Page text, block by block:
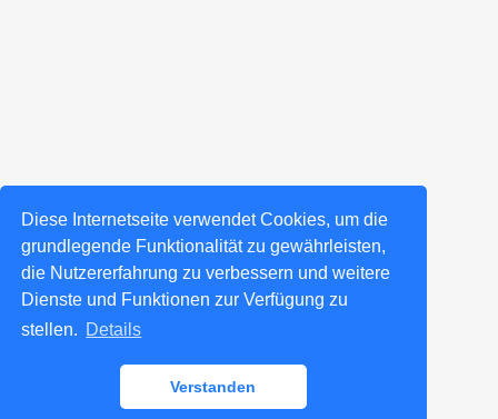
Diese Internetseite verwendet Cookies, um die
grundlegende Funktionalität zu gewährleisten,
die Nutzererfahrung zu verbessern und weitere
Dienste und Funktionen zur Verfügung zu
stellen. Details
Verstanden